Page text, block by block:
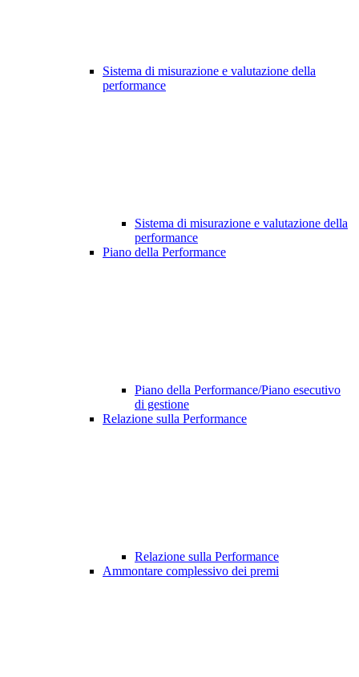
Sistema di misurazione e valutazione della
performance
Sistema di misurazione e valutazione della
performance
Piano della Performance
Piano della Performance/Piano esecutivo
di gestione
Relazione sulla Performance
Relazione sulla Performance
Ammontare complessivo dei premi